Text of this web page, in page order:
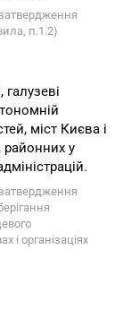
п.1.2)
міст Києва і
районних у
і організаціях